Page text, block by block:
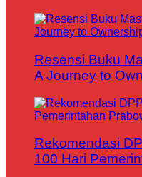
Resensi Buku
A Journey to
Rekomendasi
100 Hari